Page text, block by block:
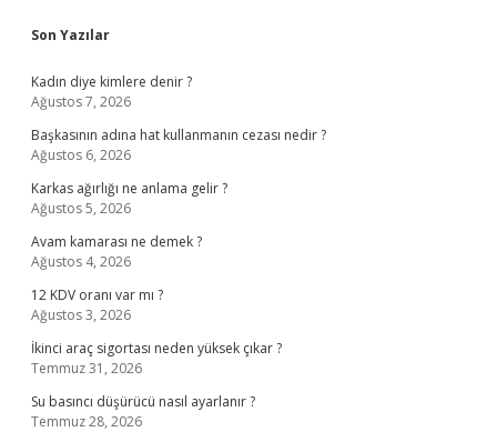
Sidebar
Son Yazılar
Kadın diye kimlere denir ?
Ağustos 7, 2026
Başkasının adına hat kullanmanın cezası nedir ?
Ağustos 6, 2026
Karkas ağırlığı ne anlama gelir ?
Ağustos 5, 2026
Avam kamarası ne demek ?
Ağustos 4, 2026
12 KDV oranı var mı ?
Ağustos 3, 2026
İkinci araç sigortası neden yüksek çıkar ?
Temmuz 31, 2026
Su basıncı düşürücü nasıl ayarlanır ?
Temmuz 28, 2026